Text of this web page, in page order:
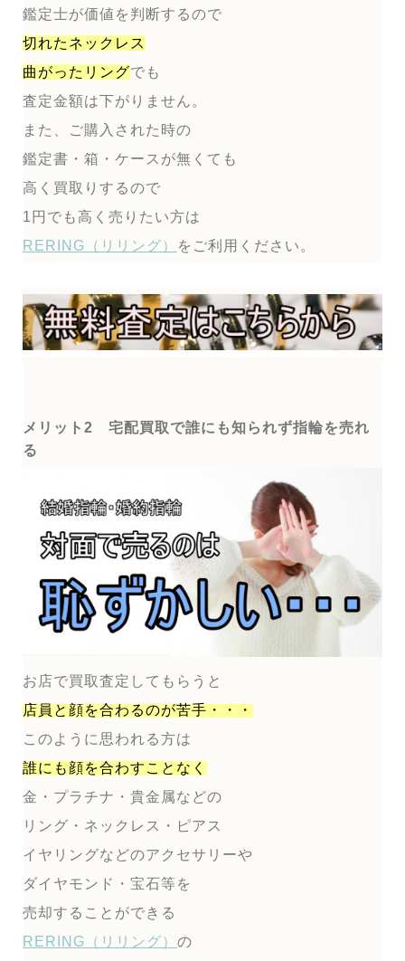
鑑定士が価値を判断するので
切れたネックレス
曲がったリングでも
査定金額は下がりません。
また、ご購入された時の
鑑定書・箱・ケースが無くても
高く買取りするので
1円でも高く売りたい方は
RERING（リリング）
をご利用ください。
メリット2 宅配買取で誰にも知られず指輪を売れ
る
お店で買取査定してもらうと
店員と顔を合わるのが苦手・・・
このように思われる方は
誰にも顔を合わすことなく
金・プラチナ・貴金属などの
リング・ネックレス・ピアス
イヤリングなどのアクセサリーや
ダイヤモンド・宝石等を
売却することができる
RERING（リリング） の